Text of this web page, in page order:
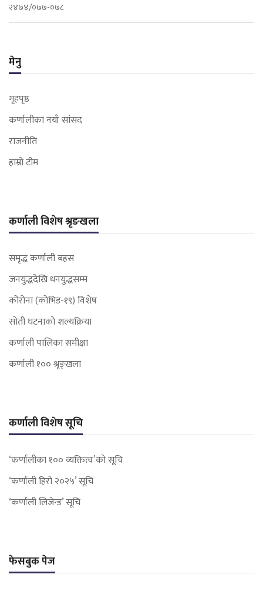
२४७४/०७७-०७८
मेनु
गृहपृष्ठ
कर्णालीका नयाँ सांसद
राजनीति
हाम्रो टीम
कर्णाली विशेष श्रृङखला
समृद्ध कर्णाली बहस
जनयुद्धदेखि धनयुद्धसम्म
कोरोना (कोभिड-१९) विशेष
सोती घटनाको शल्यक्रिया
कर्णाली पालिका समीक्षा
कर्णाली १०० श्रृङ्खला
कर्णाली विशेष सूचि
‘कर्णालीका १०० व्यक्तित्व’को सूचि
‘कर्णाली हिरो २०२५’ सूचि
‘कर्णाली लिजेन्ड’ सूचि
फेसबुक पेज